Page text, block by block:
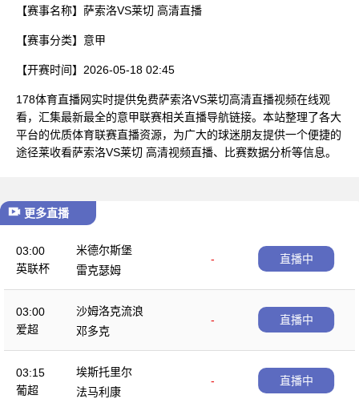
【赛事名称】 萨索洛VS莱切 高清直播
【赛事分类】 意甲
【开赛时间】 2026-05-18 02:45
178体育直播网实时提供免费萨索洛VS莱切高清直播视频在线观
看，汇集最新最全的意甲联赛相关直播导航链接。本站整理了各大
平台的优质体育联赛直播资源，为广大的球迷朋友提供一个便捷的
途径莱收看萨索洛VS莱切 高清视频直播、比赛数据分析等信息。
更多直播
03:00
英联杯
米德尔斯堡
-
雷克瑟姆
直播中
03:00
爱超
沙姆洛克流浪
-
邓多克
直播中
03:15
葡超
埃斯托里尔
-
法马利康
直播中